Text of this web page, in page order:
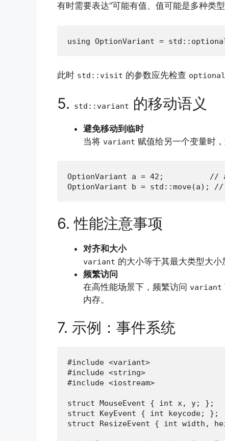
有时需要表达“可能有值、值可能是多种类
using OptionVariant =
此时 std::visit 的参数应先检查 optional
5. std::variant 的移动语义
避免移动到临时
当将 variant 赋值给另一个变量时
OptionVariant a = 42;          //
OptionVariant b = std::move(a); //
6. 性能注意事项
对齐和大小
variant 的大小等于其最大类型大
频繁访问
在高性能场景下，频繁访问 variant
内存。
7. 示例：事件系统
#include <variant>
#include <string>
#include <iostream>
struct MouseEvent { int x, y; };
struct KeyEvent { int keycode; };
struct ResizeEvent { int width,